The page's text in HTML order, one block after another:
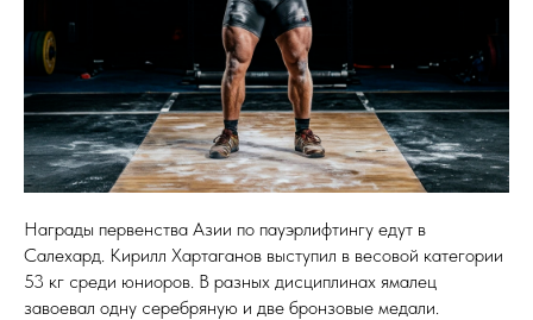
Награды первенства Азии по пауэрлифтингу едут в
Салехард. Кирилл Хартаганов выступил в весовой категории
53 кг среди юниоров. В разных дисциплинах ямалец
завоевал одну серебряную и две бронзовые медали.